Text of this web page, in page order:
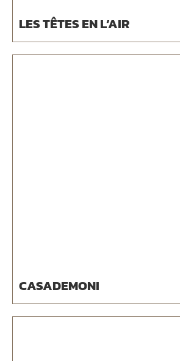
LES TÊTES EN L’AIR
CASADEMONI